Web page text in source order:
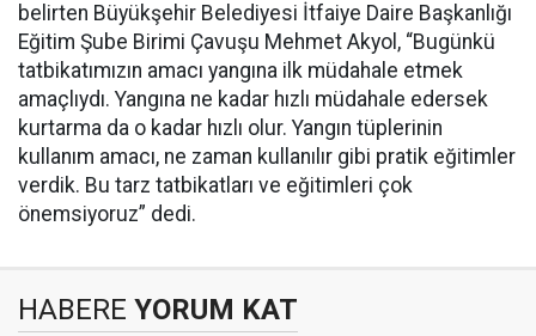
belirten Büyükşehir Belediyesi İtfaiye Daire Başkanlığı
Eğitim Şube Birimi Çavuşu Mehmet Akyol, “Bugünkü
tatbikatımızın amacı yangına ilk müdahale etmek
amaçlıydı. Yangına ne kadar hızlı müdahale edersek
kurtarma da o kadar hızlı olur. Yangın tüplerinin
kullanım amacı, ne zaman kullanılır gibi pratik eğitimler
verdik. Bu tarz tatbikatları ve eğitimleri çok
önemsiyoruz” dedi.
HABERE YORUM KAT